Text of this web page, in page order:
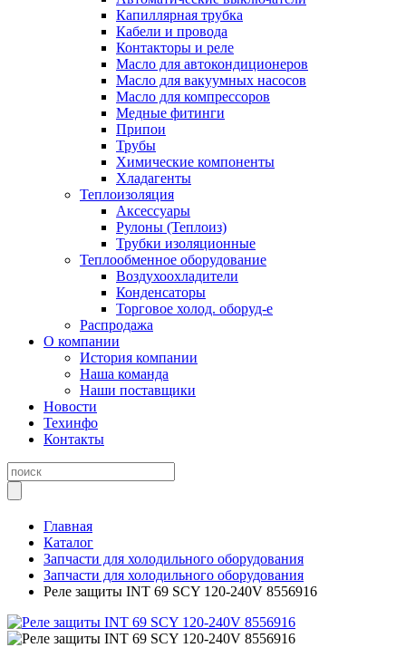
Капиллярная трубка
Кабели и провода
Контакторы и реле
Масло для автокондиционеров
Масло для вакуумных насосов
Масло для компрессоров
Медные фитинги
Припои
Трубы
Химические компоненты
Хладагенты
Теплоизоляция
Аксессуары
Рулоны (Теплоиз)
Трубки изоляционные
Теплообменное оборудование
Воздухоохладители
Конденсаторы
Торговое холод. оборуд-е
Распродажа
О компании
История компании
Наша команда
Наши поставщики
Новости
Техинфо
Контакты
Главная
Каталог
Запчасти для холодильного оборудования
Запчасти для холодильного оборудования
Реле защиты INT 69 SCY 120-240V 8556916